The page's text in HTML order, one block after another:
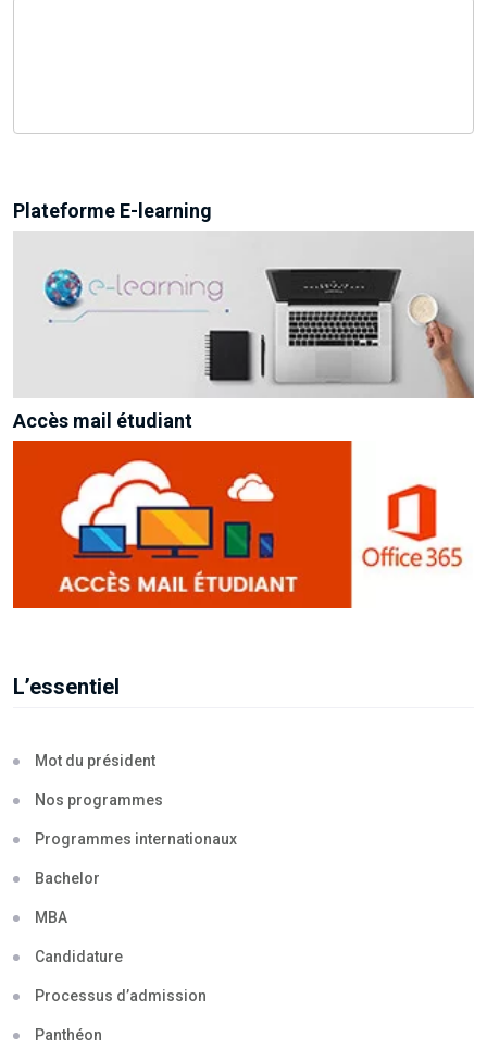
Plateforme E-learning
Accès mail étudiant
L’essentiel
Mot du président
Nos programmes
Programmes internationaux
Bachelor
MBA
Candidature
Processus d’admission
Panthéon